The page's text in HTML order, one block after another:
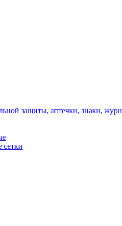
защиты, аптечки, знаки,
сетки